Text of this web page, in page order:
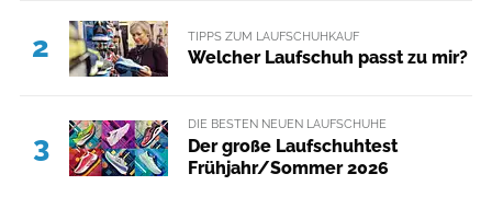
2 TIPPS ZUM LAUFSCHUHKAUF
Welcher Laufschuh passt zu mir?
3
DIE BESTEN NEUEN LAUFSCHUHE
Der große Laufschuhtest
Frühjahr/Sommer 2026